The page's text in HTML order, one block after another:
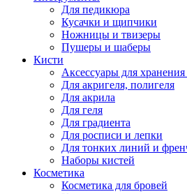
Для педикюра
Кусачки и щипчики
Ножницы и твизеры
Пушеры и шаберы
Кисти
Аксессуары для хранения
Для акригеля, полигеля
Для акрила
Для геля
Для градиента
Для росписи и лепки
Для тонких линий и
Наборы кистей
Косметика
Косметика для бровей